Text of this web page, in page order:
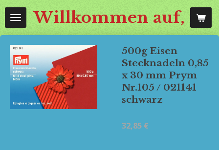
Zum
HauptinhaltWillkommen auf,
500g Eisen
Stecknadeln 0,85
x 30 mm Prym
Nr.105 / 021141
schwarz
32,85 €